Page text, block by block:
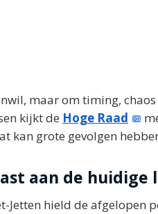
maar om timing,
kijkt de Hoge Raad
kan grote gevolgen
aan de huidige
Jetten hield de afgelopen